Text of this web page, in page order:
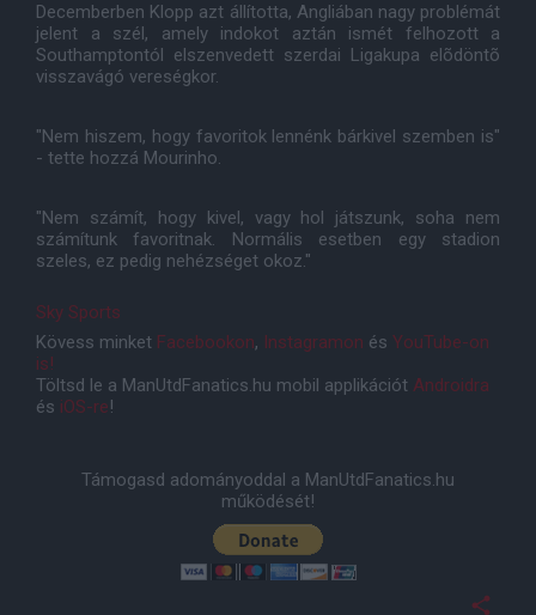
Decemberben Klopp azt állította, Angliában nagy problémát
jelent a szél, amely indokot aztán ismét felhozott a
Southamptontól elszenvedett szerdai Ligakupa elõdöntõ
visszavágó vereségkor.
"Nem hiszem, hogy favoritok lennénk bárkivel szemben is"
- tette hozzá Mourinho.
"Nem számít, hogy kivel, vagy hol játszunk, soha nem
számítunk favoritnak. Normális esetben egy stadion
szeles, ez pedig nehézséget okoz."
Sky Sports
Kövess minket Facebookon, Instagramon és YouTube-on
is!
Töltsd le a ManUtdFanatics.hu mobil applikációt Androidra
és iOS-re!
Támogasd adományoddal a ManUtdFanatics.hu
működését!